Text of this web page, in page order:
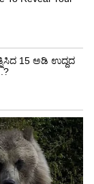
ಅನ್ನು
ಚಿತ್ರತಂಡದ